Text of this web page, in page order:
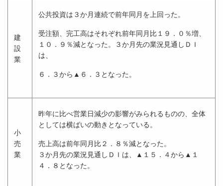
建
設
業
公共投資は３か月連続で前年同月を上回った。
受注額、完工高はそれぞれ前年同月比１９．０％増、
１０．９％減となった。３か月先の業況見通しＤＩ
は、
６．３から▲６．３となった。
小
売
業
昨年に比べ営業日減少の影響がみられるものの、全体
としては横ばいの動きとなっている。
売上高は前年同月比２．８％減となった。
３か月先の業況見通しＤＩは、▲１５．４から▲１
４．８となった。